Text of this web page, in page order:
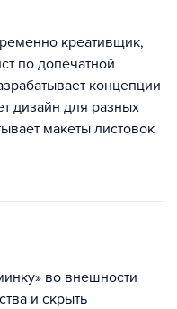
креативщик,
по допечатной
концепции
дизайн для разных
макеты листовок
во внешности
и скрыть